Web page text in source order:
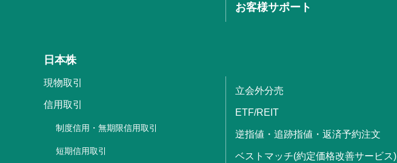
お客様サポート
日本株
現物取引
信用取引
制度信用・無期限信用取引
短期信用取引
立会外分売
ETF/REIT
逆指値・追跡指値・返済予約注文
ベストマッチ(約定価格改善サービス)